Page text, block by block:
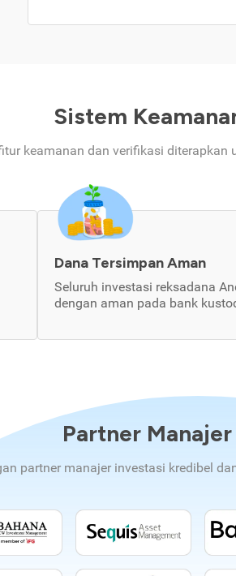
Sistem
keamanan dan verifikasi diterapkan
Dana Tersimpan Aman
Seluruh investasi reksadana
dengan aman pada bank
Partner
partner manajer investasi kredibel